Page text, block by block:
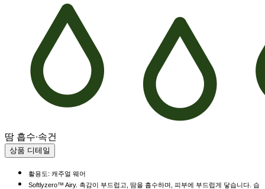
땀 흡수·속건
상품 디테일
활용도: 캐주얼 웨어
Softlyzero™ Airy. 촉감이 부드럽고, 땀을 흡수하며, 피부에 부드럽게 닿습니다. 습